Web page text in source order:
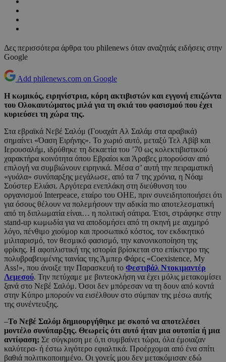
Δες περισσότερα άρθρα του philenews όταν αναζητάς ειδήσεις στην
Google
Add philenews.com on Google
Η κωμικός, ειρηνίστρια, κόρη ακτιβιστών και εγγονή επιζώντα
του Ολοκαυτώματος μιλά για τη σκιά του φασισμού που έχει
κυριεύσει τη χώρα της.
Στα εβραϊκά Νεβέ Σαλόμ (Γουαχάτ Αλ Σαλάμ στα αραβικά)
σημαίνει «Όαση Ειρήνης». Το χωριό αυτό, μεταξύ Τελ Αβίβ και
Ιερουσαλήμ, ιδρύθηκε τη δεκαετία του ’70 ως κολεκτιβιστικού
χαρακτήρα κοινότητα όπου Εβραίοι και Άραβες μπορούσαν από
επιλογή να συμβιώνουν ειρηνικά. Μέσα σ’ αυτή την πειραματική
«γυάλα» συνύπαρξης μεγάλωσε, από τα 7 της χρόνια, η Νόαμ
Σούστερ Ελιάσι. Αργότερα ενεπλάκη στη διεύθυνση του
οργανισμού Interpeace, εταίρο του ΟΗΕ, πριν συνειδητοποιήσει ότι
για όσους θέλουν να πολεμήσουν την αδικία πιο αποτελεσματική
από τη διπλωματία είναι… η πολιτική σάτιρα. Έτσι, στράφηκε στην
stand-up κωμωδία για να αποδομήσει από τη σκηνή με αιχμηρό
λόγο, πένθιμο χιούμορ και προσωπικό κόστος, τον εκδικητικό
μιλιταρισμό, τον θεσμικό φασισμό, την κανονικοποίηση της
φρίκης. Η αφοπλιστική της ιστορία βρίσκεται στο επίκεντρο της
πολυβραβευμένης ταινίας της Άμπερ Φάρες «Coexistence, My
Ass!», που άνοιξε την Παρασκευή το Φεστιβάλ Ντοκιμαντέρ
Λεμεσού. Την πετύχαμε με βιντεοκλήση να έχει μόλις μετακομίσει
ξανά στο Νεβέ Σαλόμ. Όσοι δεν μπόρεσαν να τη δουν από κοντά
στην Κύπρο μπορούν να εισέλθουν στο σύμπαν της μέσω αυτής
της συνέντευξης.
–Το Νεβέ Σαλόμ δημιουργήθηκε με σκοπό να αποτελέσει
μοντέλο συνύπαρξης. Θεωρείς ότι αυτό ήταν μια ουτοπία ή μια
αντίφαση; Σε σύγκριση με ό,τι συμβαίνει τώρα, όλα έμοιαζαν
καλύτερα- ή έστω λιγότερο εφιαλτικά. Προέρχομαι από ένα σπίτι
βαθιά πολιτικοποιημένο. Οι γονείς μου δεν μετακόμισαν εδώ